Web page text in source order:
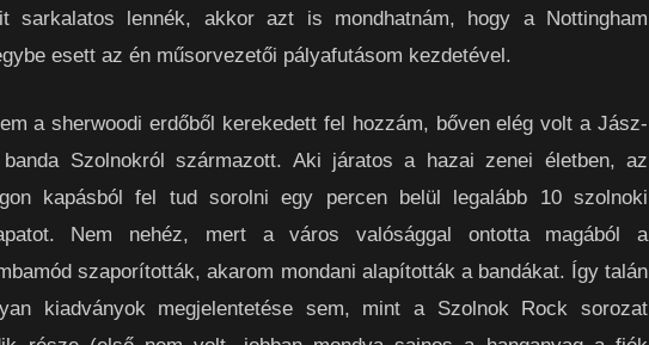
sarkalatos lennék, akkor azt is mondhatnám, hogy a Nottingham
esett az én műsorvezetői pályafutásom kezdetével.
a sherwoodi erdőből kerekedett fel hozzám, bőven elég volt a Jász-
Szolnokról származott. Aki járatos a hazai zenei életben, az
kapásból fel tud sorolni egy percen belül legalább 10 szolnoki
Nem nehéz, mert a város valósággal ontotta magából a
szaporították, akarom mondani alapították a bandákat. Így talán
kiadványok megjelentetése sem, mint a Szolnok Rock sorozat